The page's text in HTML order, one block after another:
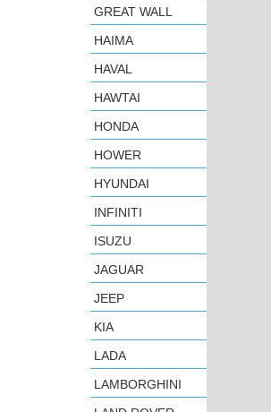
GREAT WALL
HAIMA
HAVAL
HAWTAI
HONDA
HOWER
HYUNDAI
INFINITI
ISUZU
JAGUAR
JEEP
KIA
LADA
LAMBORGHINI